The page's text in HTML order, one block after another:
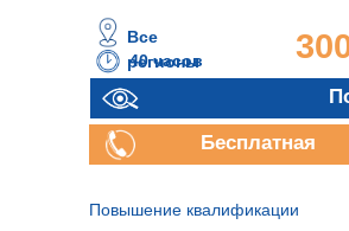
40 часов
Все
регионы
Бесплатная
Повышение квалификации